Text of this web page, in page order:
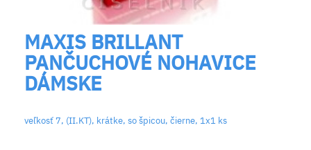
MAXIS BRILLANT
PANČUCHOVÉ NOHAVICE
DÁMSKE
veľkosť 7, (II.KT), krátke, so špicou, čierne, 1x1 ks